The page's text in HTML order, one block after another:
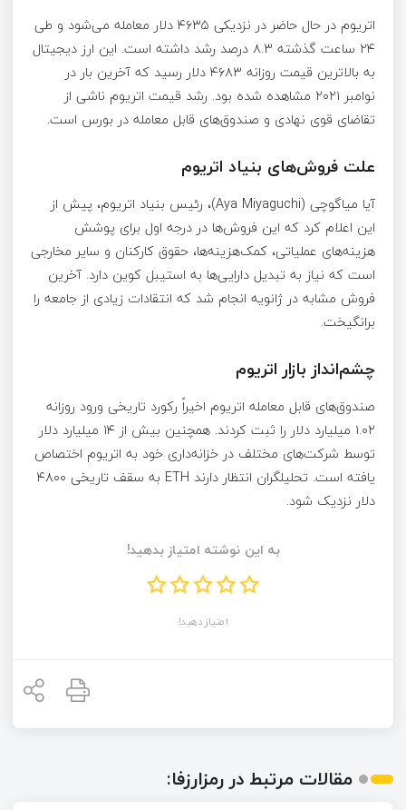
اتریوم در حال حاضر در نزدیکی ۴۶۳۵ دلار معامله می‌شود و طی
۲۴ ساعت گذشته ۸.۳ درصد رشد داشته است. این ارز دیجیتال
به بالاترین قیمت روزانه ۴۶۸۳ دلار رسید که آخرین بار در
نوامبر ۲۰۲۱ مشاهده شده بود. رشد قیمت اتریوم ناشی از
تقاضای قوی نهادی و صندوق‌های قابل معامله در بورس است.
علت فروش‌های بنیاد اتریوم
آیا میاگوچی (Aya Miyaguchi)، رئیس بنیاد اتریوم، پیش از
این اعلام کرد که این فروش‌ها در درجه اول برای پوشش
هزینه‌های عملیاتی، کمک‌هزینه‌ها، حقوق کارکنان و سایر مخارجی
است که نیاز به تبدیل دارایی‌ها به استیبل کوین دارد. آخرین
فروش مشابه در ژانویه انجام شد که انتقادات زیادی از جامعه را
برانگیخت.
چشم‌انداز بازار اتریوم
صندوق‌های قابل معامله اتریوم اخیراً رکورد تاریخی ورود روزانه
۱.۰۲ میلیارد دلار را ثبت کردند. همچنین بیش از ۱۴ میلیارد دلار
توسط شرکت‌های مختلف در خزانه‌داری خود به اتریوم اختصاص
یافته است. تحلیلگران انتظار دارند ETH به سقف تاریخی ۴۸۰۰
دلار نزدیک شود.
به این نوشته امتیاز بدهید!
امتیاز دهید!
مقالات مرتبط در رمزارزفا: